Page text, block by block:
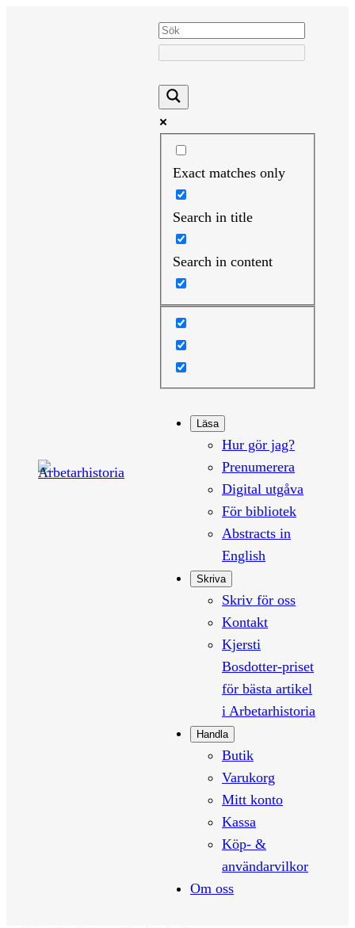
Exact matches only
Search in title
Search in content
Läsa
Hur gör jag?
Prenumerera
Digital utgåva
För bibliotek
Abstracts in
English
Skriva
Skriv för oss
Kontakt
Kjersti
Bosdotter-priset
för bästa artikel
i Arbetarhistoria
Handla
Butik
Varukorg
Mitt konto
Kassa
Köp- &
användarvilkor
Om oss